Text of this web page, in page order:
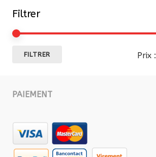
Filtrer
FILTRER Prix :
PAIEMENT